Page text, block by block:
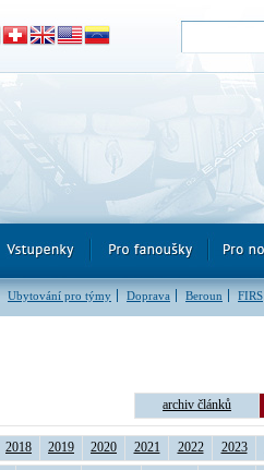
Ubytování pro týmy Doprava Beroun FIRS
archiv článků
2018 2019 2020 2021 2022 2023